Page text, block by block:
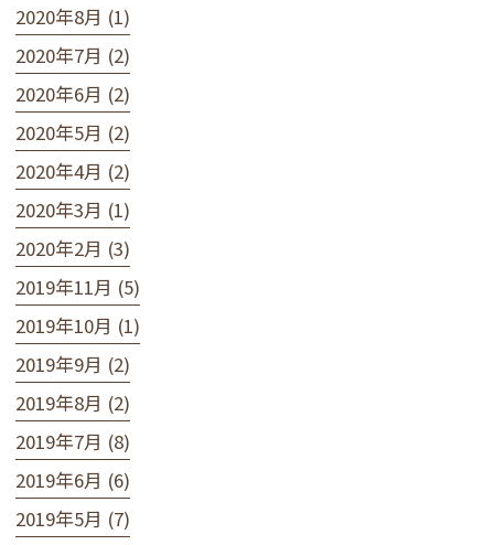
2020年8月 (1)
2020年7月 (2)
2020年6月 (2)
2020年5月 (2)
2020年4月 (2)
2020年3月 (1)
2020年2月 (3)
2019年11月 (5)
2019年10月 (1)
2019年9月 (2)
2019年8月 (2)
2019年7月 (8)
2019年6月 (6)
2019年5月 (7)